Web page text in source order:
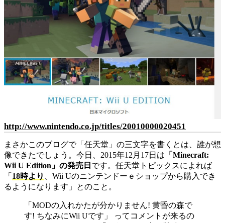
http://www.nintendo.co.jp/titles/20010000020451
まさかこのブログで「任天堂」の三文字を書くとは、誰が想
像できたでしょう。今日、2015年12月17日は 「Minecraft:
Wii U Edition」の発売日 です。 任天堂トピックスによれば
18時より
、Wii Uのニンテンドーｅショップから購入でき
るようになります
とのこと。
「MODの入れかたが分かりません! 黄昏の森で
す! ちなみにWii Uです」 ってコメントが来るの